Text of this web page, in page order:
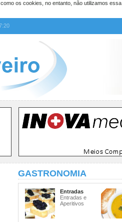
os cookies, no entanto, não utilizamos
GASTRONOMIA
Entradas
Entradas e
Aperitivos